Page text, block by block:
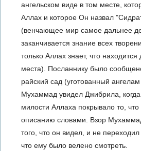
ангельском виде в том месте,
Аллах и которое Он назвал
(венчающее мир самое дальнее
заканчивается знание всех
только Аллах знает, что находится
места). Посланнику было
райский сад (уготованный
Мухаммад увидел Джибрила,
милости Аллаха покрывало то, что
описанию словами. Взор
того, что он видел, и не
что ему было велено смотреть.